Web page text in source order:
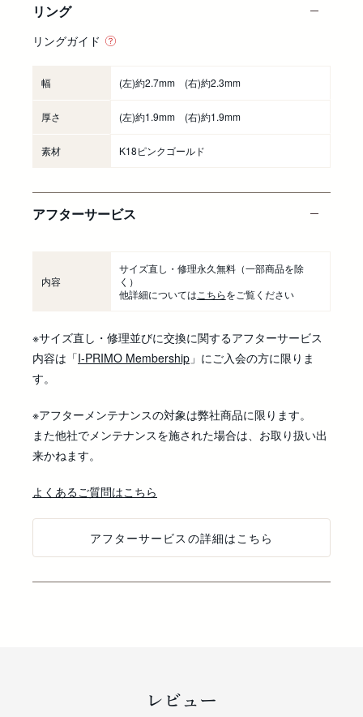
リング
リングガイド
幅 (左)約2.7mm (右)約2.3mm
厚さ (左)約1.9mm (右)約1.9mm
素材 K18ピンクゴールド
アフターサービス
内容
サイズ直し・修理永久無料（一部商品を除
く）
他詳細については こちらをご覧ください
※サイズ直し・修理並びに交換に関するアフターサービス
内容は「I-PRIMO Membership 」にご入会の方に限りま
す。
※アフターメンテナンスの対象は弊社商品に限ります。
また他社でメンテナンスを施された場合は、お取り扱い出
来かねます。
よくあるご質問はこちら
アフターサービスの詳細はこちら
レビュー